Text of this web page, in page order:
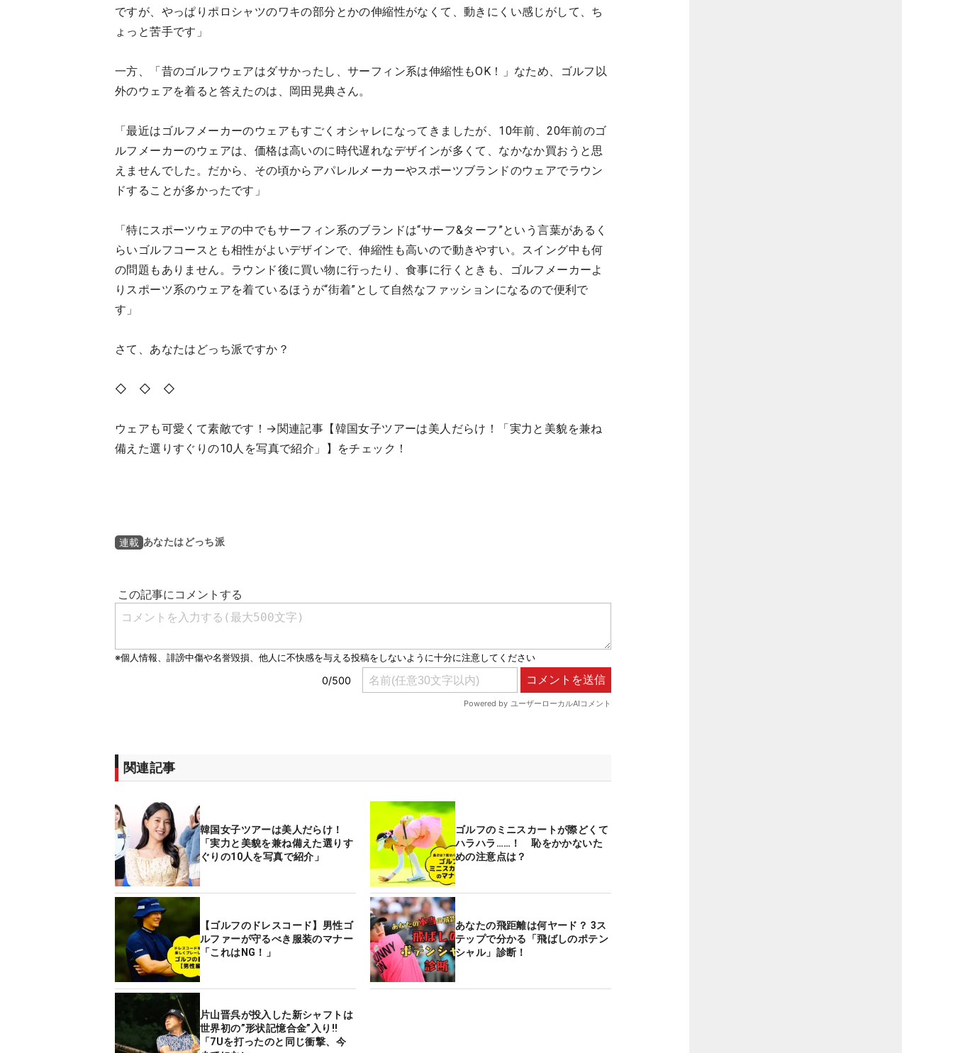
ですが、やっぱりポロシャツのワキの部分とかの伸縮性がなくて、動きにくい感じがして、ち
ょっと苦手です」
一方、「昔のゴルフウェアはダサかったし、サーフィン系は伸縮性もOK！」なため、ゴルフ以
外のウェアを着ると答えたのは、岡田晃典さん。
「最近はゴルフメーカーのウェアもすごくオシャレになってきましたが、10年前、20年前のゴ
ルフメーカーのウェアは、価格は高いのに時代遅れなデザインが多くて、なかなか買おうと思
えませんでした。だから、その頃からアパレルメーカーやスポーツブランドのウェアでラウン
ドすることが多かったです」
「特にスポーツウェアの中でもサーフィン系のブランドは“サーフ&ターフ”という言葉があるく
らいゴルフコースとも相性がよいデザインで、伸縮性も高いので動きやすい。スイング中も何
の問題もありません。ラウンド後に買い物に行ったり、食事に行くときも、ゴルフメーカーよ
りスポーツ系のウェアを着ているほうが“街着”として自然なファッションになるので便利で
す」
さて、あなたはどっち派ですか？
◇ ◇ ◇
ウェアも可愛くて素敵です！→関連記事【韓国女子ツアーは美人だらけ！「実力と美貌を兼ね
備えた選りすぐりの10人を写真で紹介」】をチェック！
連載 あなたはどっち派
関連記事
韓国女子ツアーは美人だらけ！
「実力と美貌を兼ね備えた選りす
ぐりの10人を写真で紹介」
ゴルフのミニスカートが際どくて
ハラハラ……！ 恥をかかないた
めの注意点は？
【ゴルフのドレスコード】男性ゴ
ルファーが守るべき服装のマナー
「これはNG！」
あなたの飛距離は何ヤード？ 3ス
テップで分かる「飛ばしのポテン
シャル」診断！
片山晋呉が投入した新シャフトは
世界初の”形状記憶合金”入り‼
「7Uを打ったのと同じ衝撃、今